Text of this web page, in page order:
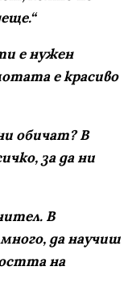
е нужен
е красиво
обичат? В
за да ни
В
да научиш
на